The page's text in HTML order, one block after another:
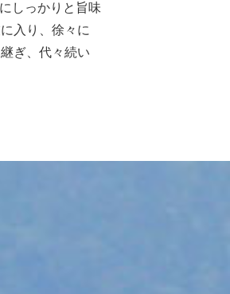
しっかりと旨味
入り、徐々に
ぎ、代々続い